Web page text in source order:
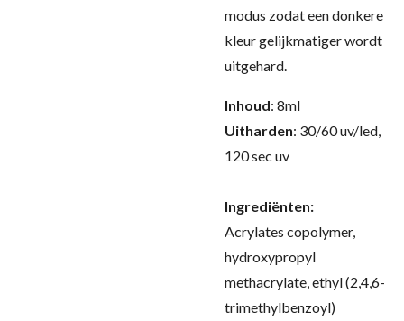
modus zodat een donkere
kleur gelijkmatiger wordt
uitgehard.
Inhoud: 8ml
Uitharden: 30/60 uv/led,
120 sec uv
Ingrediënten:
Acrylates copolymer,
hydroxypropyl
methacrylate, ethyl (2,4,6-
trimethylbenzoyl)